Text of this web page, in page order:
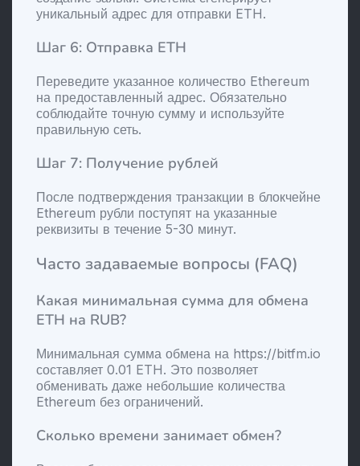
уникальный адрес для отправки ETH.
Шаг 6: Отправка ETH
Переведите указанное количество Ethereum
на предоставленный адрес. Обязательно
соблюдайте точную сумму и используйте
правильную сеть.
Шаг 7: Получение рублей
После подтверждения транзакции в блокчейне
Ethereum рубли поступят на указанные
реквизиты в течение 5-30 минут.
Часто задаваемые вопросы (FAQ)
Какая минимальная сумма для обмена
ETH на RUB?
Минимальная сумма обмена на https://bitfm.io
составляет 0.01 ETH. Это позволяет
обменивать даже небольшие количества
Ethereum без ограничений.
Сколько времени занимает обмен?